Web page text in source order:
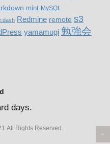
mint MySQL
Redmine remote s3
yamamugi 勉強会
days.
All Rights Reserved.